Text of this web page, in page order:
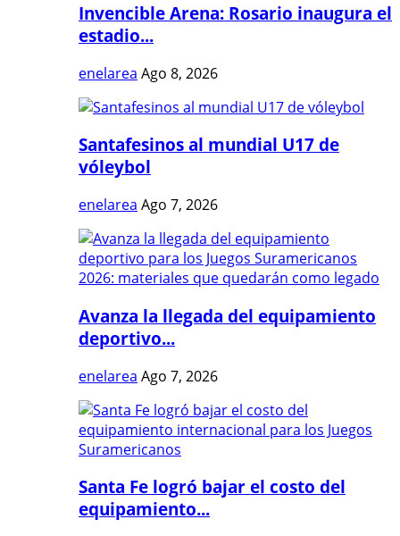
Invencible Arena: Rosario inaugura el
estadio...
enelarea Ago 8, 2026
Santafesinos al mundial U17 de
vóleybol
enelarea Ago 7, 2026
Avanza la llegada del equipamiento
deportivo...
enelarea Ago 7, 2026
Santa Fe logró bajar el costo del
equipamiento...